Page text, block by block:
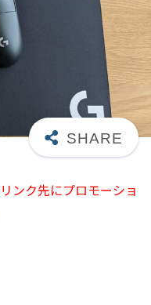
ンク先にプロモーショ